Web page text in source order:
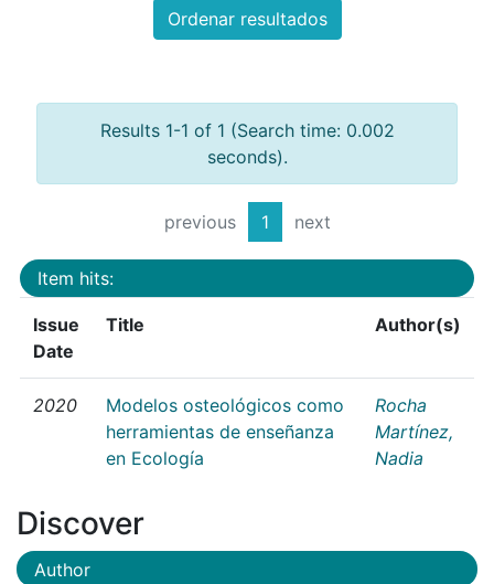
Ordenar resultados
Results 1-1 of 1 (Search time: 0.002
seconds).
previous 1 next
Item hits:
Issue
Date
Title Author(s)
2020
Modelos osteológicos como
herramientas de enseñanza
en Ecología
Rocha
Martínez,
Nadia
Discover
Author